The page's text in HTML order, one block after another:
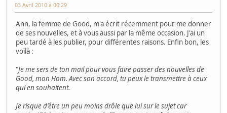
03 Avril 2010 à 00:29
Ann, la femme de Good, m'a écrit récemment pour me donner
de ses nouvelles, et à vous aussi par la même occasion. J'ai un
peu tardé à les publier, pour différentes raisons. Enfin bon, les
voilà :
"Je me sers de ton mail pour vous faire passer des nouvelles de
Good, mon Hom. Avec son accord, tu peux le transmettre à ceux
qui en souhaitent.
Je risque d'être un peu moins drôle que lui sur le sujet car